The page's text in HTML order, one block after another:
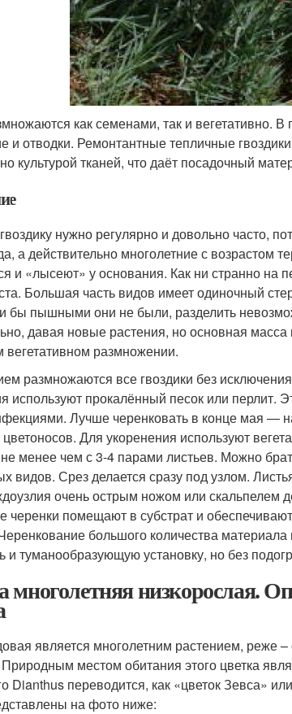
как семенами, так и
и отводки. Ремонтантные тепличные
культурой тканей, что даёт посадочный
нужно регулярно и довольно часто,
а действительно многолетние с возрастом
и «лысеют» у основания. Как ни странно на
Большая часть видов имеет одиночный
бы пышными они не были, разделить
давая новые растения, но основная
вегетативном размножении.
размножаются все гвоздики без
используют прокалённый песок или перлит.
Лучше черенковать в конце мая —
Для укоренения используют
не менее чем с 3-4 парами листьев. Можно
видов. Срез делается сразу под узлом.
очень острым ножом или скальпелем
черенки помещают в субстрат и
большого количества
и туманообразующую установку, но без
многолетняя низкорослая.
является многолетним растением,
местом обитания этого цветка
Dianthus переводится, как «цветок Зевса»
на фото ниже: